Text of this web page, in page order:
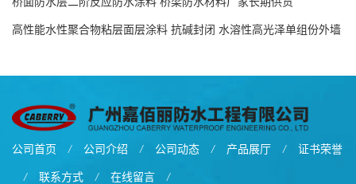
高性能水性聚合物粘层面层涂料 抗碱封闭 水溶性高光泽单组份外墙
公司首页 / 公司介绍 / 公司动态 / 产品展厅 / 证书荣誉
/ 联系方式 / 在线留言 /